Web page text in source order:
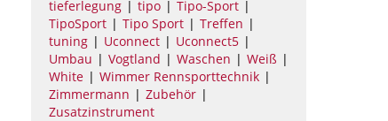
tieferlegung
tipo
Tipo-Sport
TipoSport
Tipo Sport
Treffen
tuning
Uconnect
Uconnect5
Umbau
Vogtland Waschen
Weiß
White
Wimmer Rennsporttechnik
Zimmermann
Zubehör
Zusatzinstrument